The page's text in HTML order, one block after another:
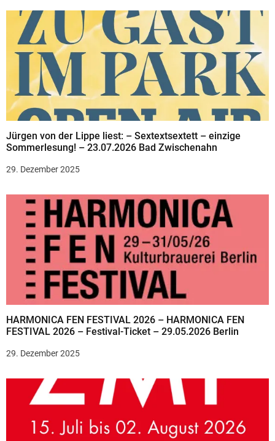
Jürgen von der Lippe liest: – Sextextsextett – einzige
Sommerlesung! – 23.07.2026 Bad Zwischenahn
29. Dezember 2025
HARMONICA FEN FESTIVAL 2026 – HARMONICA FEN
FESTIVAL 2026 – Festival-Ticket – 29.05.2026 Berlin
29. Dezember 2025